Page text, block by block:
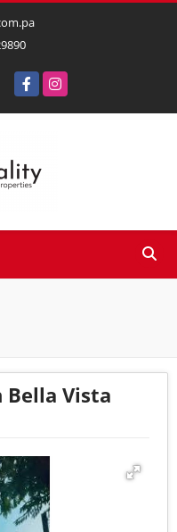
FacebookInstagram
Bella Vista